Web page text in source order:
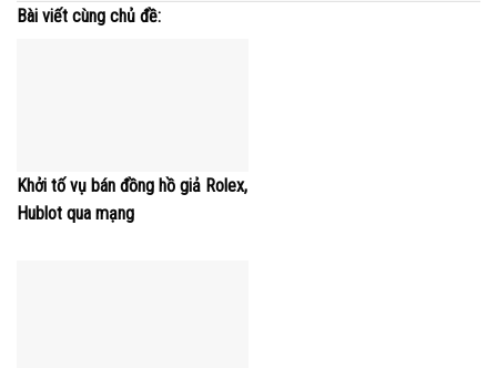
Bài viết cùng chủ đề:
Khởi tố vụ bán đồng hồ giả Rolex,
Hublot qua mạng